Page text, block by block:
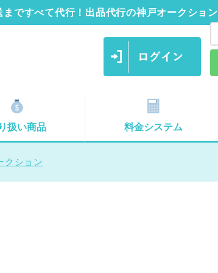
まですべて代行！出品代行の神戸オークション
扱い商品 料金システム
クション